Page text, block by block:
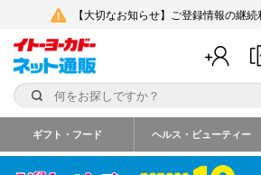
【大切なお知らせ】ご登録情報の継
ギフト・フード ヘルス・ビューティー